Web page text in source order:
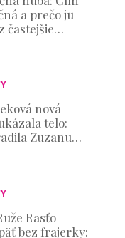
a prečo ju
častejšie
nová
telo:
Zuzanu
Rasťo
bez frajerky: